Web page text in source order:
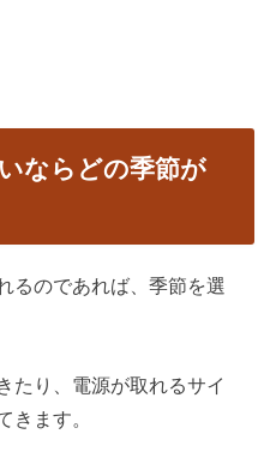
ならどの季節が
るのであれば、季節を選
たり、電源が取れるサイ
きます。